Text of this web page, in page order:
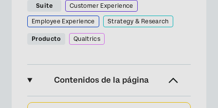
Suite Customer Experience
Employee Experience Strategy & Research
Producto Qualtrics
Contenidos de la página
Acerca de la plataforma de Gestión de la